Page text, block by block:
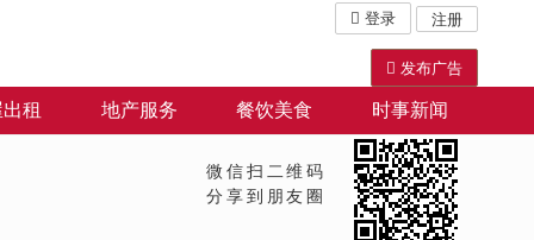
登录 注册
发布广告
租 地产服务 餐饮美食 时事新闻
微信扫二维码
分享到朋友圈